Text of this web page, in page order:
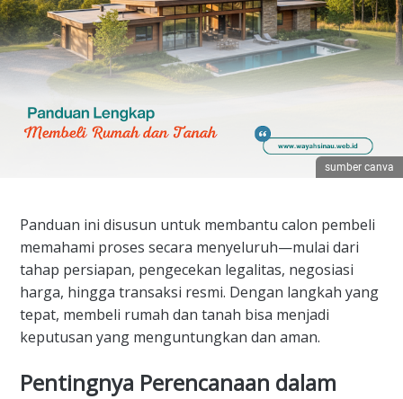
sumber canva
Panduan ini disusun untuk membantu calon pembeli
memahami proses secara menyeluruh—mulai dari
tahap persiapan, pengecekan legalitas, negosiasi
harga, hingga transaksi resmi. Dengan langkah yang
tepat, membeli rumah dan tanah bisa menjadi
keputusan yang menguntungkan dan aman.
Pentingnya Perencanaan dalam